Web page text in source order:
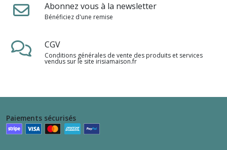
Abonnez vous à la newsletter
Bénéficiez d'une remise
CGV
Conditions générales de vente des produits et services
vendus sur le site irisiamaison.fr
Paiements sécurisés